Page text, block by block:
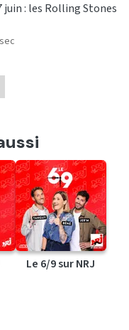
juin : les Rolling Stones
Le 6/9 sur NRJ